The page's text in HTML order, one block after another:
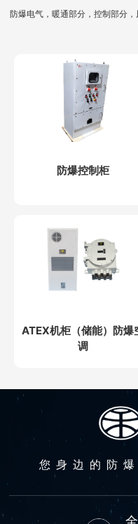
防爆电气，暖通部分，控制部分
防爆控制柜
ATEX机柜（储能）防爆
调
您身边的防